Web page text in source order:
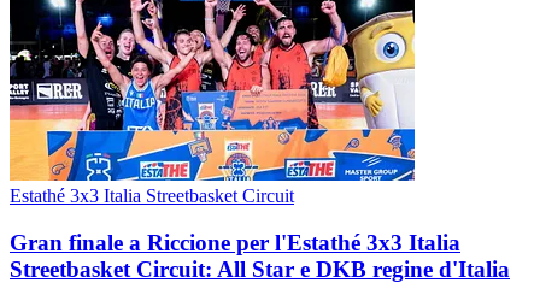
Estathé 3x3 Italia Streetbasket Circuit
Gran finale a Riccione per l'Estathé 3x3 Italia
Streetbasket Circuit: All Star e DKB regine d'Italia